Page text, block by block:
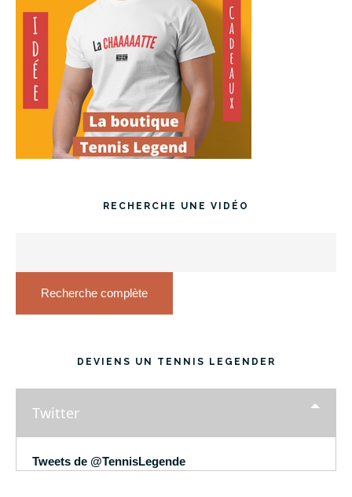
RECHERCHE UNE VIDÉO
Recherche complète
DEVIENS UN TENNIS LEGENDER
Twitter
Tweets de @TennisLegende